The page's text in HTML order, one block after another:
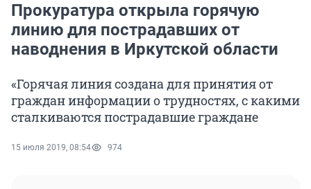
Прокуратура открыла горячую
линию для пострадавших от
наводнения в Иркутской области
«Горячая линия создана для принятия от
граждан информации о трудностях, с какими
сталкиваются пострадавшие граждане
15 июля 2019, 08:54 974